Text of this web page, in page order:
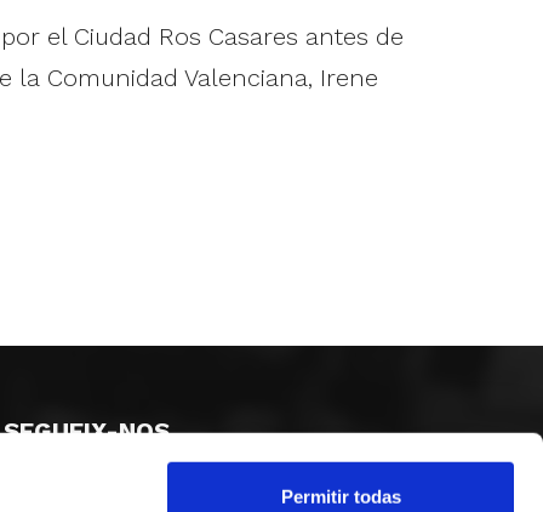
Permitir todas
el Ciudad Ros Casares antes de
Comunidad Valenciana, Irene
SEGUEIX-NOS